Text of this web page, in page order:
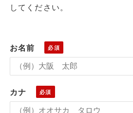
してください。
お名前
カナ